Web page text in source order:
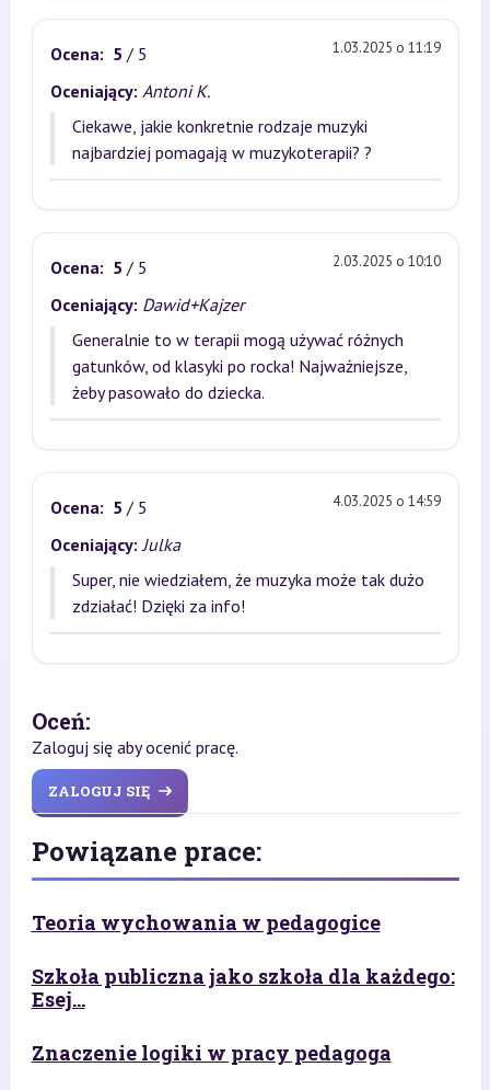
Ocena: 5 / 5 1.03.2025 o 11:19
Oceniający: Antoni K.
Ciekawe, jakie konkretnie rodzaje muzyki
najbardziej pomagają w muzykoterapii? ?
Ocena: 5 / 5 2.03.2025 o 10:10
Oceniający: Dawid+Kajzer
Generalnie to w terapii mogą używać różnych
gatunków, od klasyki po rocka! Najważniejsze,
żeby pasowało do dziecka.
Ocena: 5 / 5 4.03.2025 o 14:59
Oceniający: Julka
Super, nie wiedziałem, że muzyka może tak dużo
zdziałać! Dzięki za info!
Oceń:
Zaloguj się aby ocenić pracę.
ZALOGUJ SIĘ
Powiązane prace:
Teoria wychowania w pedagogice
Szkoła publiczna jako szkoła dla każdego:
Esej...
Znaczenie logiki w pracy pedagoga